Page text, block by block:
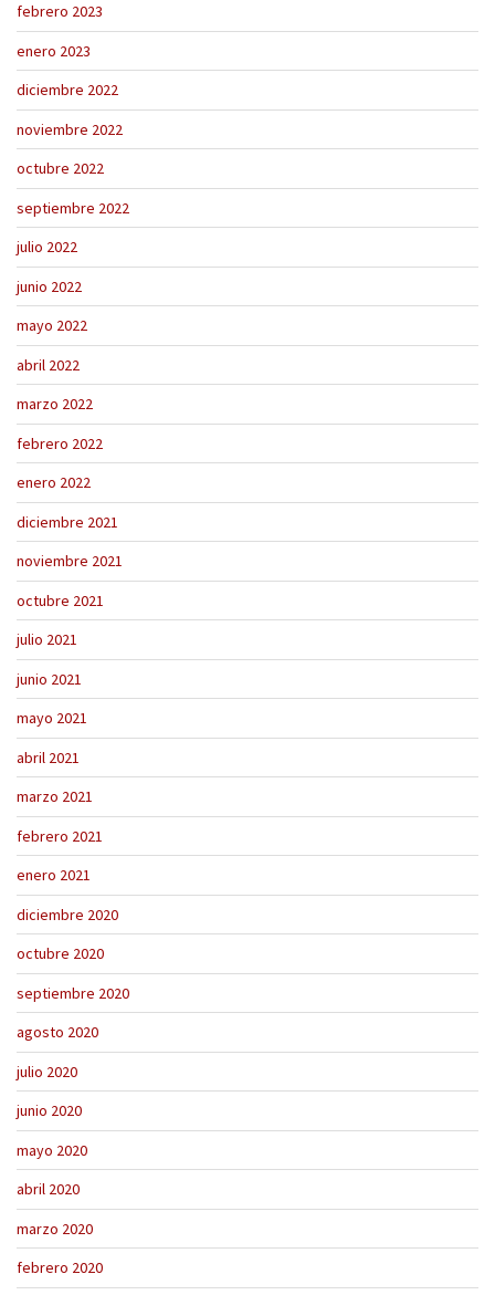
febrero 2023
enero 2023
diciembre 2022
noviembre 2022
octubre 2022
septiembre 2022
julio 2022
junio 2022
mayo 2022
abril 2022
marzo 2022
febrero 2022
enero 2022
diciembre 2021
noviembre 2021
octubre 2021
julio 2021
junio 2021
mayo 2021
abril 2021
marzo 2021
febrero 2021
enero 2021
diciembre 2020
octubre 2020
septiembre 2020
agosto 2020
julio 2020
junio 2020
mayo 2020
abril 2020
marzo 2020
febrero 2020